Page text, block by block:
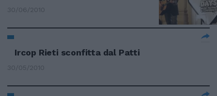
30/06/2010
Ircop Rieti sconfitta dal Patti
30/05/2010